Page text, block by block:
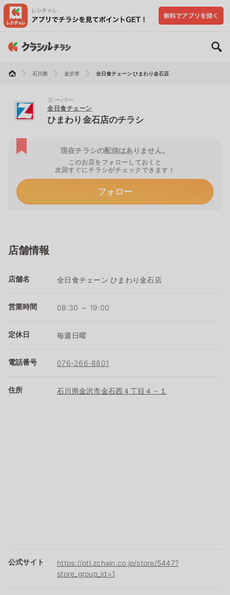
石川県 金沢市 全日食チェーン ひまわり金石店
スーパー
全日食チェーン
ひまわり金石店のチラシ
現在チラシの配信はありません。
このお店をフォローしておくと
次回すぐにチラシがチェックできます！
フォロー
店舗情報
店舗名 全日食チェーン ひまわり金石店
営業時間 08:30 ～ 19:00
定休日 毎週日曜
電話番号 076-266-8801
住所 石川県金沢市金石西４丁目４－１
公式サイト
https://ptl.zchain.co.jp/store/5447?
store_group_id=1